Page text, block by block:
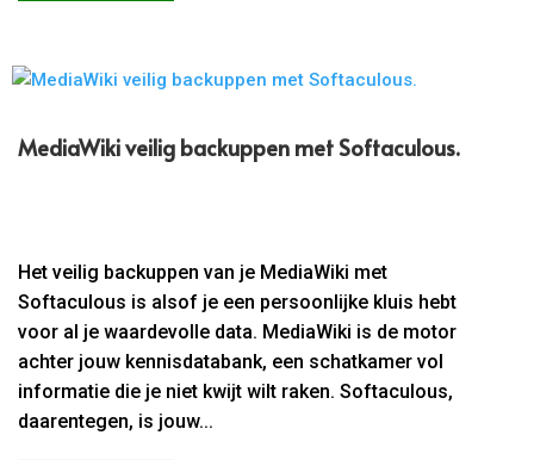
MediaWiki veilig backuppen met Softaculous.​
Het veilig backuppen van je MediaWiki met
Softaculous is alsof je een persoonlijke kluis hebt
voor al je waardevolle data. MediaWiki is de motor
achter jouw kennisdatabank, een schatkamer vol
informatie die je niet kwijt wilt raken. Softaculous,
daarentegen, is jouw...